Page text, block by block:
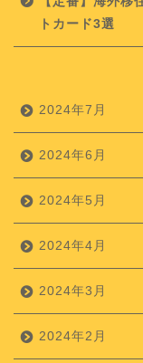
トカード3選
2024年7月
2024年6月
2024年5月
2024年4月
2024年3月
2024年2月